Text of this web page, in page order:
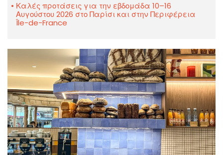
Καλές προτάσεις για την εβδομάδα 10–16
Αυγούστου 2026 στο Παρίσι και στην Περιφέρεια
Île-de-France